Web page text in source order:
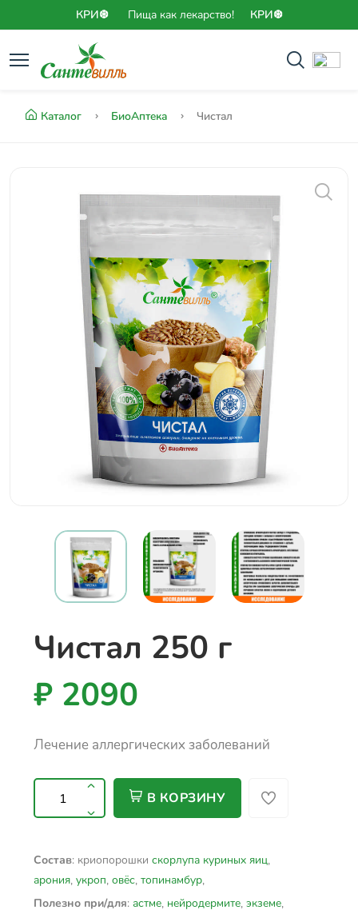
КРИ❆ Пища как лекарство! КРИ❆
Каталог БиоАптека Чистал
Чистал 250 г
₽ 2090
Лечение аллергических заболеваний
В КОРЗИНУ
Состав: криопорошки скорлупа куриных яиц,
арония, укроп, овёс, топинамбур,
Полезно при/для: астме, нейродермите, экземе,